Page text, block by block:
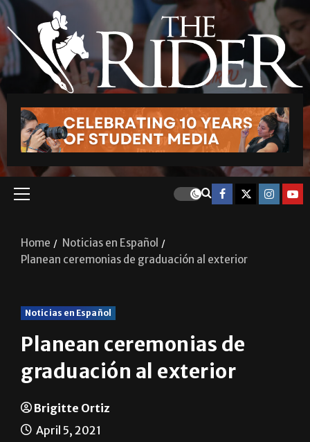
Home
Noticias en Español
Planean ceremonias de graduación al exterior
Noticias en Español
Planean ceremonias de
graduación al exterior
Brigitte Ortiz
April 5, 2021